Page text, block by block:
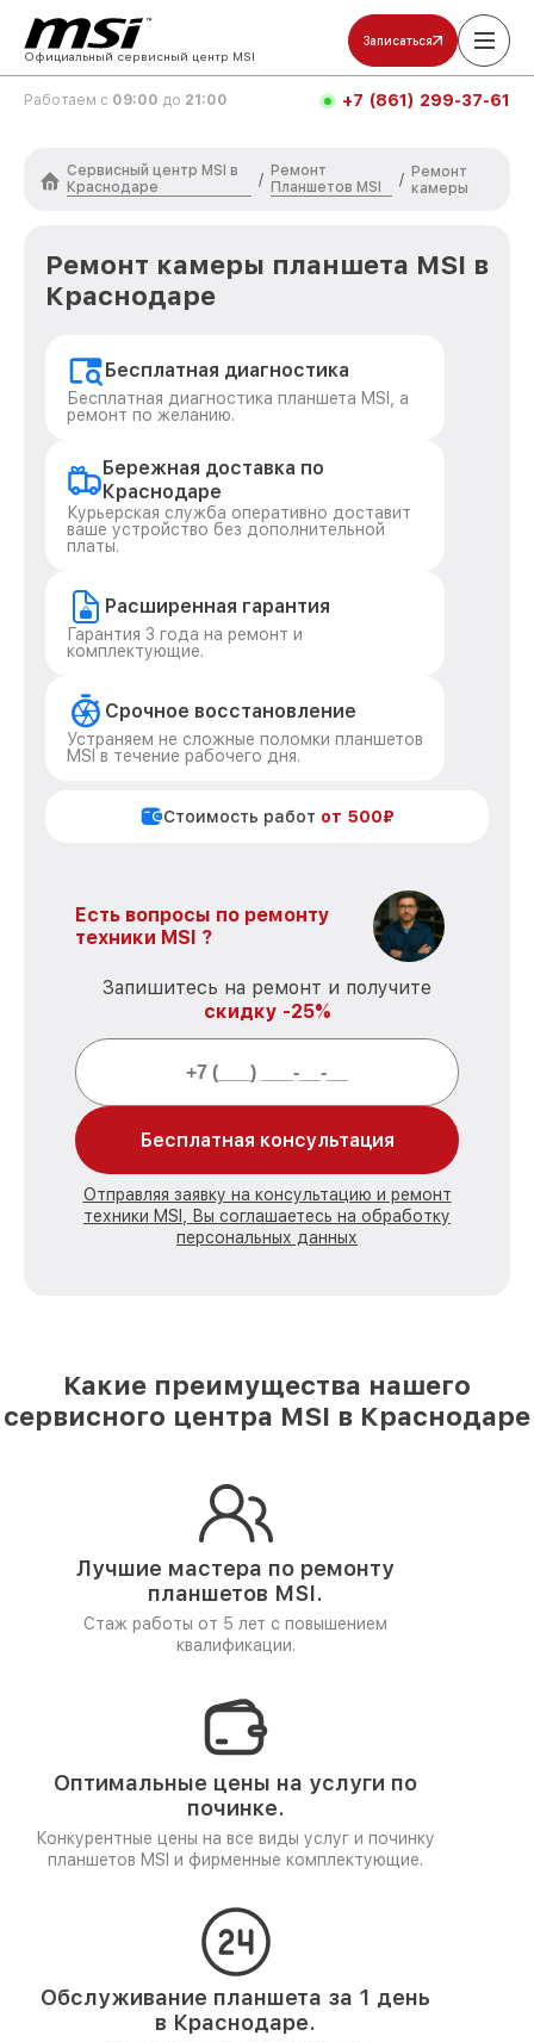
Официальный сервисный центр MSI
Записаться
Работаем с 09:00 до 21:00 +7 (861) 299-37-61
Сервисный центр MSI в
Краснодаре
/
Ремонт
Планшетов MSI
/ Ремонт
камеры
Ремонт камеры планшета MSI в
Краснодаре
Бесплатная диагностика
Бесплатная диагностика планшета MSI, а
ремонт по желанию.
Бережная доставка по
Краснодаре
Курьерская служба оперативно доставит
ваше устройство без дополнительной
платы.
Расширенная гарантия
Гарантия 3 года на ремонт и
комплектующие.
Срочное восстановление
Устраняем не сложные поломки планшетов
MSI в течение рабочего дня.
Стоимость работ от 500₽
Есть вопросы по ремонту
техники MSI ?
Запишитесь на ремонт и получите
скидку -25%
Бесплатная консультация
Отправляя заявку на консультацию и ремонт
техники MSI, Вы соглашаетесь на обработку
персональных данных
Какие преимущества нашего
сервисного центра MSI в Краснодаре
Лучшие мастера по ремонту
планшетов MSI.
Стаж работы от 5 лет с повышением
квалификации.
Оптимальные цены на услуги по
починке.
Конкурентные цены на все виды услуг и починку
планшетов MSI и фирменные комплектующие.
Обслуживание планшета за 1 день
в Краснодаре.